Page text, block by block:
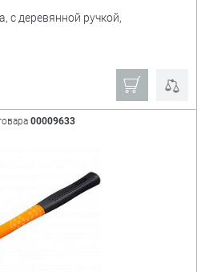
с деревянной ручкой,
00009633